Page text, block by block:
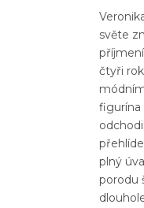
světe
čtyři
figurína
plný
porodu